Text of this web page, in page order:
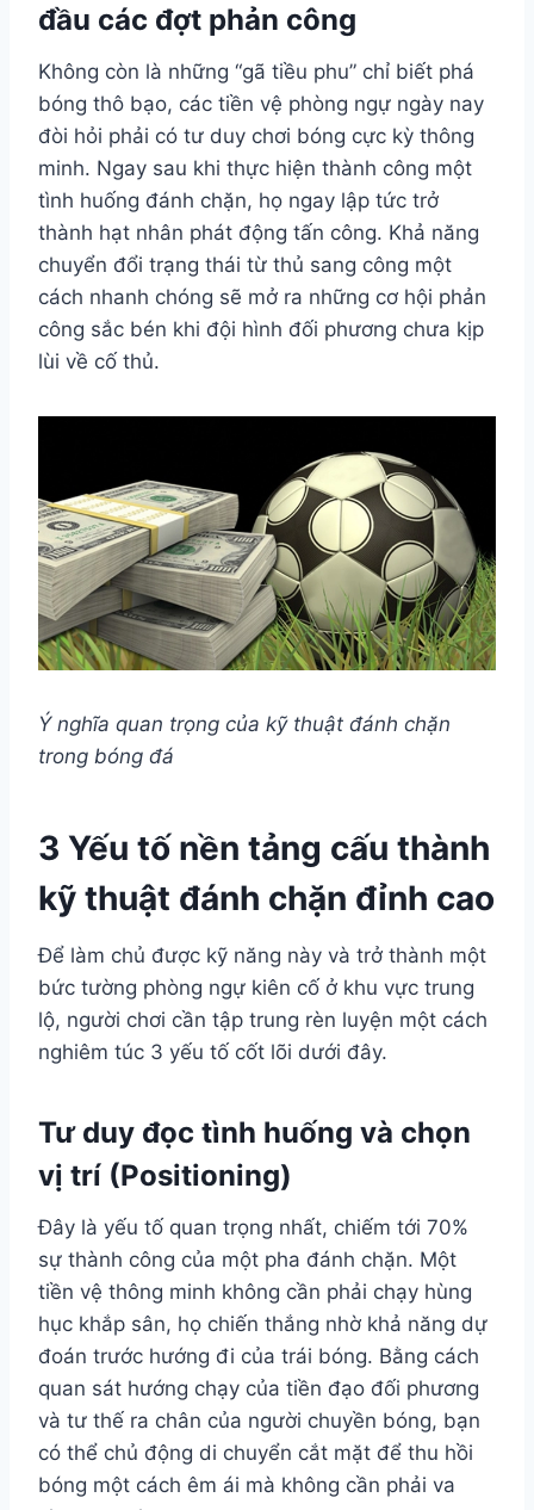
đầu các đợt phản công
Không còn là những “gã tiều phu” chỉ biết phá
bóng thô bạo, các tiền vệ phòng ngự ngày nay
đòi hỏi phải có tư duy chơi bóng cực kỳ thông
minh. Ngay sau khi thực hiện thành công một
tình huống đánh chặn, họ ngay lập tức trở
thành hạt nhân phát động tấn công. Khả năng
chuyển đổi trạng thái từ thủ sang công một
cách nhanh chóng sẽ mở ra những cơ hội phản
công sắc bén khi đội hình đối phương chưa kịp
lùi về cố thủ.
Ý nghĩa quan trọng của kỹ thuật đánh chặn
trong bóng đá
3 Yếu tố nền tảng cấu thành
kỹ thuật đánh chặn đỉnh cao
Để làm chủ được kỹ năng này và trở thành một
bức tường phòng ngự kiên cố ở khu vực trung
lộ, người chơi cần tập trung rèn luyện một cách
nghiêm túc 3 yếu tố cốt lõi dưới đây.
Tư duy đọc tình huống và chọn
vị trí (Positioning)
Đây là yếu tố quan trọng nhất, chiếm tới 70%
sự thành công của một pha đánh chặn. Một
tiền vệ thông minh không cần phải chạy hùng
hục khắp sân, họ chiến thắng nhờ khả năng dự
đoán trước hướng đi của trái bóng. Bằng cách
quan sát hướng chạy của tiền đạo đối phương
và tư thế ra chân của người chuyền bóng, bạn
có thể chủ động di chuyển cắt mặt để thu hồi
bóng một cách êm ái mà không cần phải va